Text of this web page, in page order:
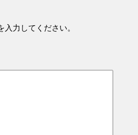
入力してください。